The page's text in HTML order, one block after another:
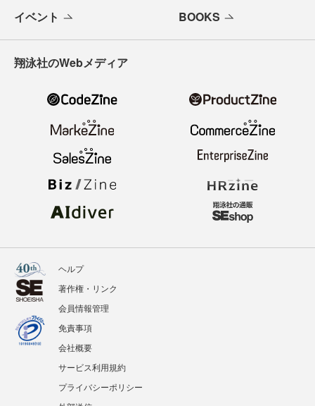
イベント BOOKS
翔泳社のWebメディア
ヘルプ
著作権・リンク
会員情報管理
免責事項
会社概要
サービス利用規約
プライバシーポリシー